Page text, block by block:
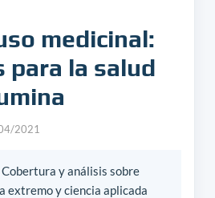
medicinal:
para la salud
2021
y análisis sobre
extremo y ciencia aplicada